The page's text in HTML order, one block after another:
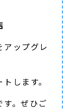
アップグレ
します。
。ぜひご